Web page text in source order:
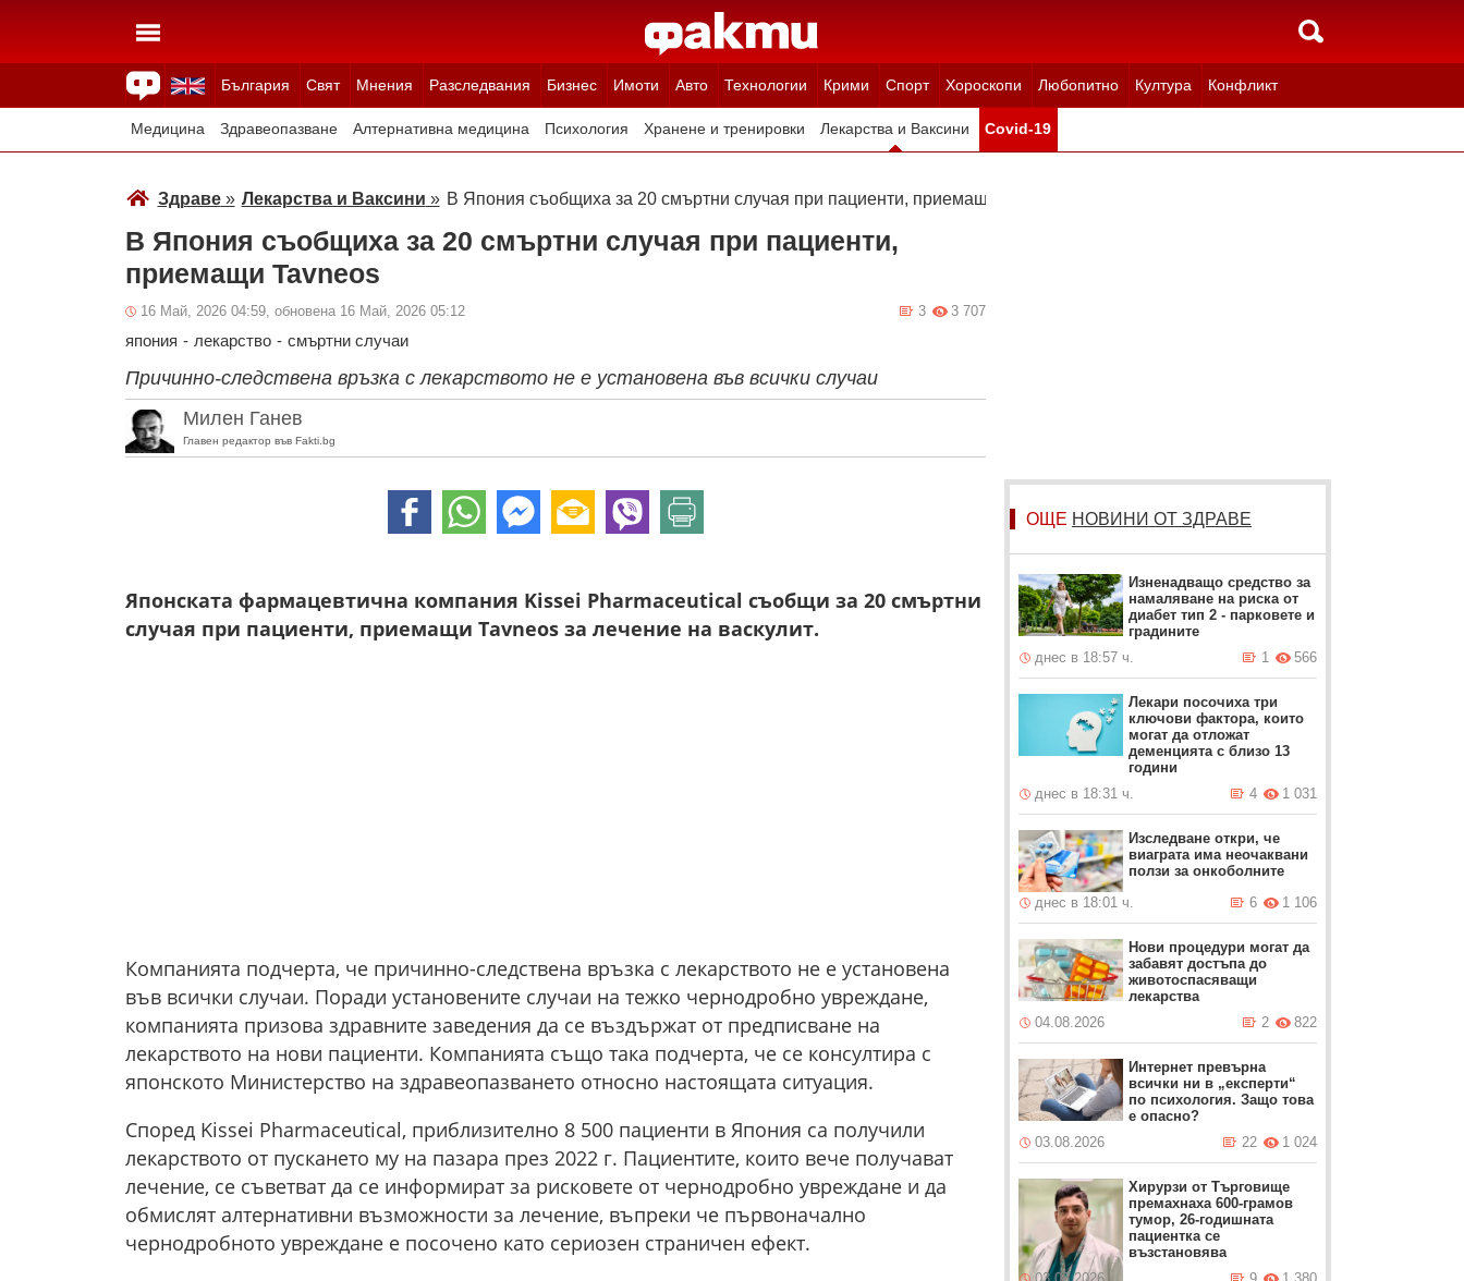
България Свят Мнения Разследвания Бизнес Имоти Авто Технологии Крими Спорт Хороскопи Любопитно Култура Конфликт
Здраве Времето Анкети Вицове Куизове
Медицина Здравеопазване Алтернативна медицина Психология Хранене и тренировки Лекарства и Ваксини Covid-19
Здраве» Лекарства и Ваксини » В Япония съобщиха за 20 смъртни случая при пациенти, приемащи Tavneos
В Япония съобщиха за 20 смъртни случая при пациенти,
приемащи Tavneos
16 Май, 2026 04:59, обновена 16 Май, 2026 05:12 3 707
3
япония - лекарство - смъртни случаи
Причинно-следствена връзка с лекарството не е установена във всички случаи
Милен Ганев
Главен редактор във Fakti.bg
Японската фармацевтична компания Kissei Pharmaceutical съобщи за 20 смъртни
случая при пациенти, приемащи Tavneos за лечение на васкулит.
Компанията подчерта, че причинно-следствена връзка с лекарството не е установена
във всички случаи. Поради установените случаи на тежко чернодробно увреждане,
компанията призова здравните заведения да се въздържат от предписване на
лекарството на нови пациенти. Компанията също така подчерта, че се консултира с
японското Министерство на здравеопазването относно настоящата ситуация.
Според Kissei Pharmaceutical, приблизително 8 500 пациенти в Япония са получили
лекарството от пускането му на пазара през 2022 г. Пациентите, които вече получават
лечение, се съветват да се информират за рисковете от чернодробно увреждане и да
обмислят алтернативни възможности за лечение, въпреки че първоначално
чернодробното увреждане е посочено като сериозен страничен ефект.
ОЩЕ НОВИНИ ОТ ЗДРАВЕ
Изненадващо средство за
намаляване на риска от
диабет тип 2 - парковете и
градините
днес в 18:57 ч.
566
1
Лекари посочиха три
ключови фактора, които
могат да отложат
деменцията с близо 13
години
днес в 18:31 ч.
1 031
4
Изследване откри, че
виаграта има неочаквани
ползи за онкоболните
днес в 18:01 ч.
1 106
6
Нови процедури могат да
забавят достъпа до
животоспасяващи
лекарства
04.08.2026
822
2
Интернет превърна
всички ни в „експерти“
по психология. Защо това
е опасно?
03.08.2026
1 024
22
Хирурзи от Търговище
премахнаха 600-грамов
тумор, 26-годишната
пациентка се
възстановява